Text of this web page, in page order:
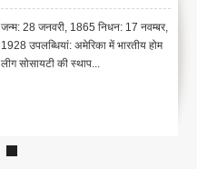
जन्म: 15 सितंबर 1860, चिक्काबल्लापुर,
कोलार, कर्नाटक कार्य/पद: उत्कृष्ट अभियन्ता
एवं राजनयिक भारत...